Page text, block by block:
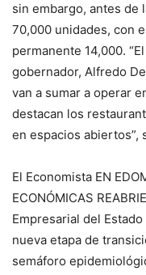
sin embargo, antes de
70,000 unidades, con
permanente 14,000.
gobernador, Alfredo
van a sumar a operar
destacan los
en espacios abiertos”,
El Economista EN
ECONÓMICAS
Empresarial del
nueva etapa de
semáforo